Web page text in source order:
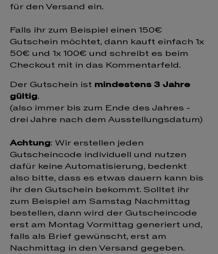
für den Versand ein.
Falls ihr zum Beispiel einen 150€
Gutschein möchtet, dann kauft einfach 1x
50€ und 1x 100€ und schreibt es beim
Checkout mit in das Kommentarfeld.
Der Gutschein ist mindestens 3 Jahre
gültig.
(also immer bis zum Ende des Jahres -
drei Jahre nach dem Ausstellungsdatum)
Achtung: Wir erstellen jeden
Gutscheincode individuell und nutzen
dafür keine Automatisierung, bedenkt
also bitte, dass es etwas dauern kann bis
ihr den Gutschein bekommt. Solltet ihr
zum Beispiel am Samstag Nachmittag
bestellen, dann wird der Gutscheincode
erst am Montag Vormittag generiert und,
falls als Brief gewünscht, erst am
Nachmittag in den Versand gegeben.